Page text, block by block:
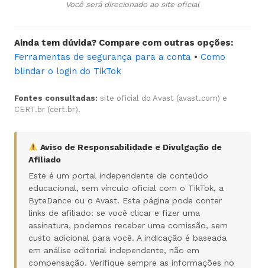
Você será direcionado ao site oficial
Ainda tem dúvida? Compare com outras opções:
Ferramentas de segurança para a conta • Como
blindar o login do TikTok
Fontes consultadas: site oficial do Avast (avast.com) e
CERT.br (cert.br).
Aviso de Responsabilidade e Divulgação de
Afiliado
Este é um portal independente de conteúdo
educacional, sem vínculo oficial com o TikTok, a
ByteDance ou o Avast. Esta página pode conter
links de afiliado: se você clicar e fizer uma
assinatura, podemos receber uma comissão, sem
custo adicional para você. A indicação é baseada
em análise editorial independente, não em
compensação. Verifique sempre as informações no